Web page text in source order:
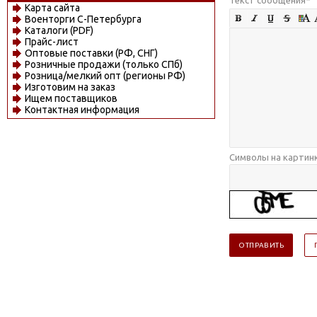
Карта сайта
Военторги С-Петербурга
Каталоги (PDF)
Прайс-лист
Оптовые поставки (РФ, СНГ)
Розничные продажи (только СПб)
Розница/мелкий опт (регионы РФ)
Изготовим на заказ
Ищем поставщиков
Контактная информация
Символы на